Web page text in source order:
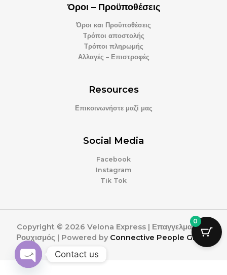
Όροι – Προϋποθέσεις
Όροι και Προϋποθέσεις
Τρόποι αποστολής
Τρόποι πληρωμής
Αλλαγές – Επιστροφές
Resources
Επικοινωνήστε μαζί μας
Social Media
Facebook
Instagram
Tik Tok
Copyright © 2026 Velona Express | Επαγγελματικός
Ρουχισμός | Powered byConnective People Group
0
Contact us
OPEN